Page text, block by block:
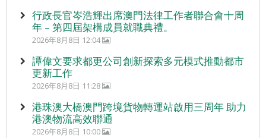
行政長官岑浩輝出席澳門法律工作者聯合會十周
年 – 第四屆架構成員就職典禮。
2026年8月8日 12:04
譚偉文要求都更公司創新探索多元模式推動都市
更新工作
2026年8月8日 11:28
港珠澳大橋澳門跨境貨物轉運站啟用三周年 助力
港澳物流高效聯通
2026年8月8日 10:00